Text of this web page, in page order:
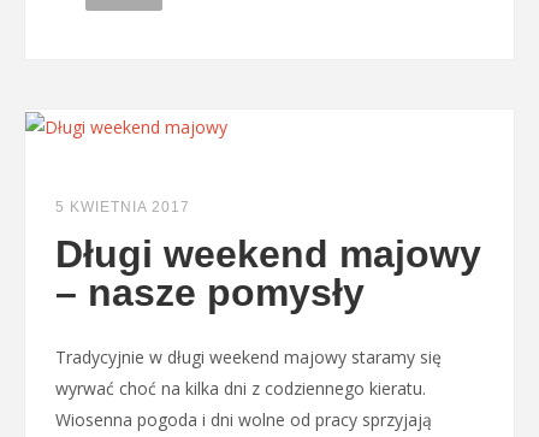
5 KWIETNIA 2017
Długi weekend majowy
– nasze pomysły
Tradycyjnie w długi weekend majowy staramy się
wyrwać choć na kilka dni z codziennego kieratu.
Wiosenna pogoda i dni wolne od pracy sprzyjają